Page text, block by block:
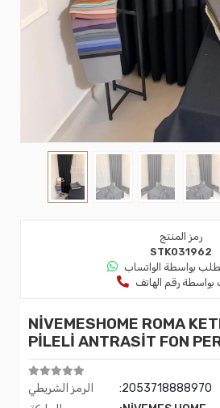
رمز المنتج
STK031962
بواسطة الواتساب
بواسطة رقم الهاتف
NİVEMESHOME ROMA
PİLELİ ANTRASİT FON
الرمز الشريطي
:2053718888970